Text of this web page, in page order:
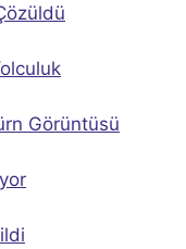
Görüntüsü